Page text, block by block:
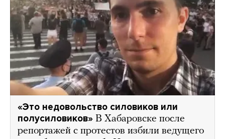
«Это недовольство силовиков или
полусиловиков» В Хабаровске после
репортажей с протестов избили ведущего